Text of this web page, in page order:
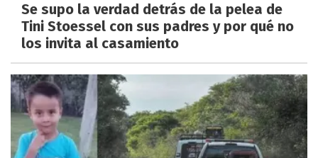
Se supo la verdad detrás de la pelea de
Tini Stoessel con sus padres y por qué no
los invita al casamiento